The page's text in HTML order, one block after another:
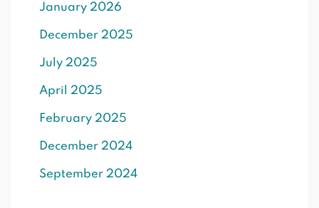
January 2026
December 2025
July 2025
April 2025
February 2025
December 2024
September 2024